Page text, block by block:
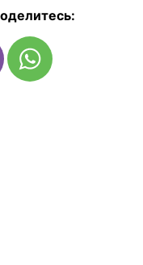
оделитесь: